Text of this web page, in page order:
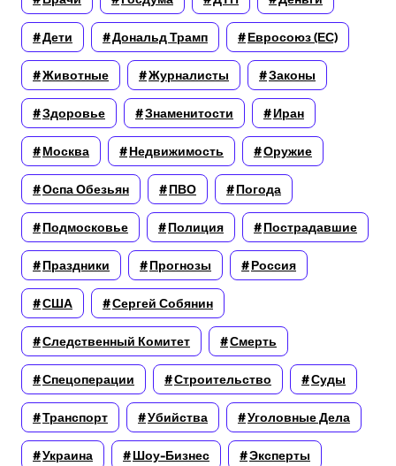
Дети Дональд Трамп Евросоюз (ЕС)
Животные Журналисты Законы
Здоровье Знаменитости Иран
Москва Недвижимость Оружие
Оспа Обезьян ПВО Погода
Подмосковье Полиция Пострадавшие
Праздники Прогнозы Россия
США Сергей Собянин
Следственный Комитет Смерть
Спецоперации Строительство Суды
Транспорт Убийства Уголовные Дела
Украина Шоу-Бизнес Эксперты